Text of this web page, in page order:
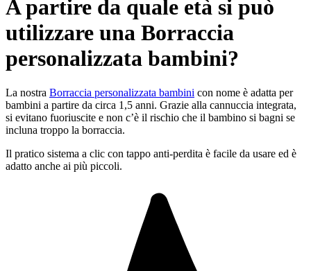
A partire da quale età si può
utilizzare una Borraccia
personalizzata bambini?
La nostra Borraccia personalizzata bambini con nome è adatta per
bambini a partire da circa 1,5 anni. Grazie alla cannuccia integrata,
si evitano fuoriuscite e non c’è il rischio che il bambino si bagni se
incluna troppo la borraccia.
Il pratico sistema a clic con tappo anti-perdita è facile da usare ed è
adatto anche ai più piccoli.